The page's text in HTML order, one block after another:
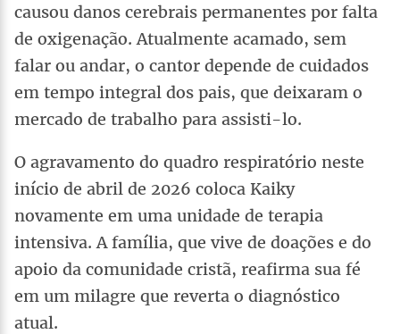
causou danos cerebrais permanentes por falta
de oxigenação. Atualmente acamado, sem
falar ou andar, o cantor depende de cuidados
em tempo integral dos pais, que deixaram o
mercado de trabalho para assisti-lo.
O agravamento do quadro respiratório neste
início de abril de 2026 coloca Kaiky
novamente em uma unidade de terapia
intensiva. A família, que vive de doações e do
apoio da comunidade cristã, reafirma sua fé
em um milagre que reverta o diagnóstico
atual.